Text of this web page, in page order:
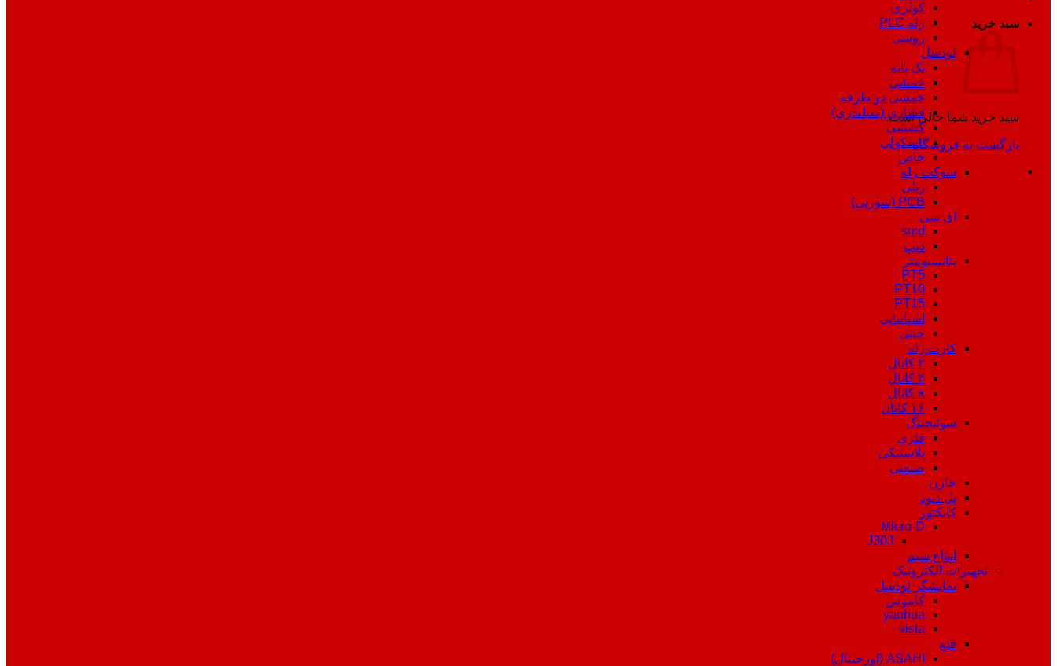
سبد خرید
سبد خرید شما خالی است.
بازگشت به فروشگاه
کولری
رله PLC
روسی
لودسل
تک پایه
خمشی
خمشی دو طرفه
فشاری (سیلندری)
کششی
باسکولی
خاص
سوکت رله
ریلی
PCB (سوزنی)
ای سی
smd
دیپ
پتانسیومتر
PT5
PT10
PT15
اسپانیایی
چینی
کارت رله
۲ کانال
۴ کانال
۸ کانال
۱۶ کانال
سوئیچینگ
فلزی
پلاستیکی
صنعتی
خازن
پل دیود
کانکتور
Micro-D
J30J
انواع سیم
تجهیزات الکترونیک
نمایشگر لودسل
کاموس
yaohua
vista
قلع
ASAHI (اورجینال)